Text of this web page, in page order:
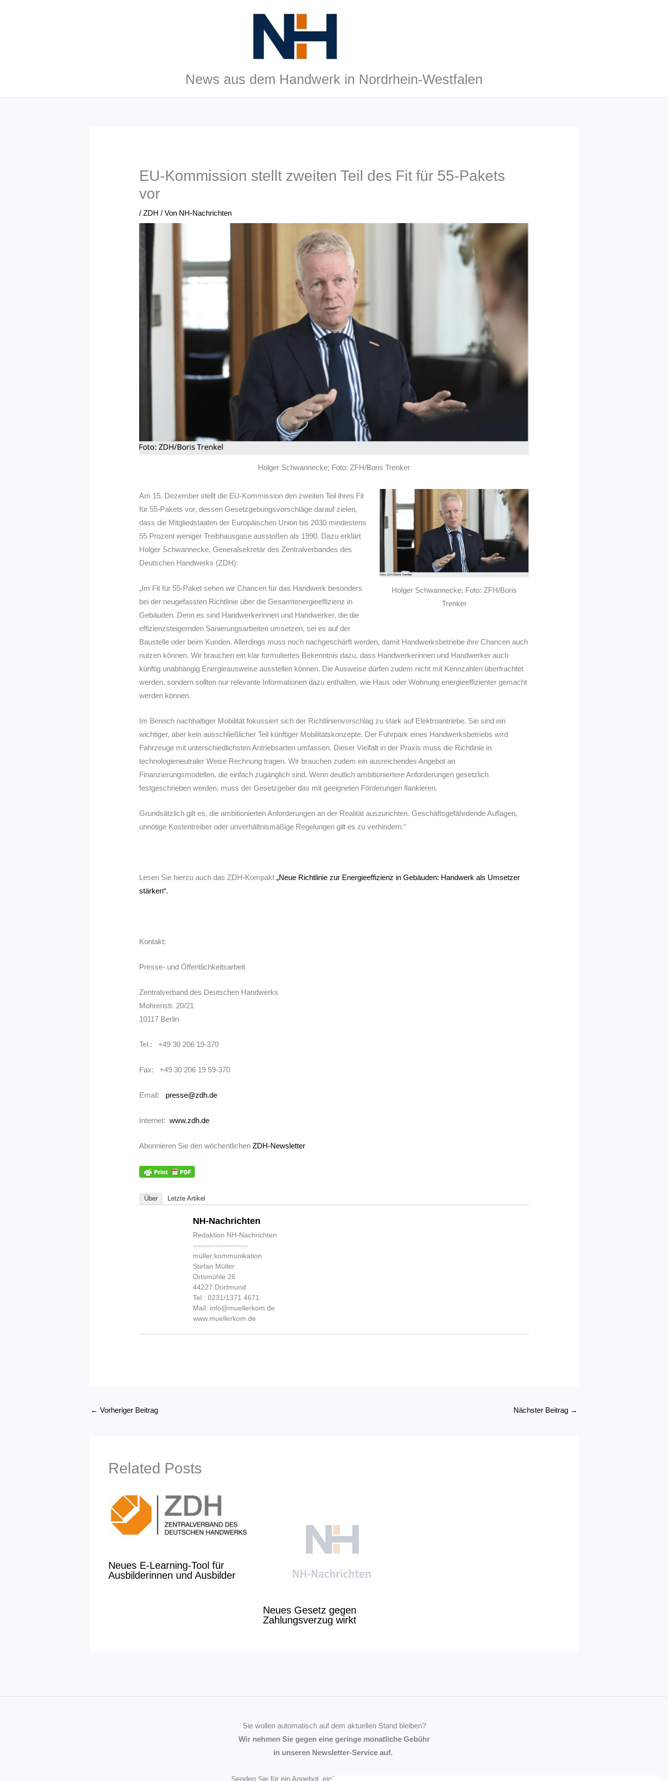
News aus dem Handwerk in Nordrhein-Westfalen
EU-Kommission stellt zweiten Teil des Fit für 55-Pakets
vor
/ZDH / Von NH-Nachrichten
Holger Schwannecke; Foto: ZFH/Boris Trenker
Holger Schwannecke; Foto: ZFH/Boris
Trenker
Am 15. Dezember stellt die EU-Kommission den zweiten Teil ihres Fit
für 55-Pakets vor, dessen Gesetzgebungsvorschläge darauf zielen,
dass die Mitgliedstaaten der Europäischen Union bis 2030 mindestens
55 Prozent weniger Treibhausgase ausstoßen als 1990. Dazu erklärt
Holger Schwannecke, Generalsekretär des Zentralverbandes des
Deutschen Handwerks (ZDH):
„Im Fit für 55-Paket sehen wir Chancen für das Handwerk besonders
bei der neugefassten Richtlinie über die Gesamtenergieeffizienz in
Gebäuden. Denn es sind Handwerkerinnen und Handwerker, die die
effizienzsteigernden Sanierungsarbeiten umsetzen, sei es auf der
Baustelle oder beim Kunden. Allerdings muss noch nachgeschärft werden, damit Handwerksbetriebe ihre Chancen auch
nutzen können. Wir brauchen ein klar formuliertes Bekenntnis dazu, dass Handwerkerinnen und Handwerker auch
künftig unabhängig Energieausweise ausstellen können. Die Ausweise dürfen zudem nicht mit Kennzahlen überfrachtet
werden, sondern sollten nur relevante Informationen dazu enthalten, wie Haus oder Wohnung energieeffizienter gemacht
werden können.
Im Bereich nachhaltiger Mobilität fokussiert sich der Richtlinienvorschlag zu stark auf Elektroantriebe. Sie sind ein
wichtiger, aber kein ausschließlicher Teil künftiger Mobilitätskonzepte. Der Fuhrpark eines Handwerksbetriebs wird
Fahrzeuge mit unterschiedlichsten Antriebsarten umfassen. Dieser Vielfalt in der Praxis muss die Richtlinie in
technologieneutraler Weise Rechnung tragen. Wir brauchen zudem ein ausreichendes Angebot an
Finanzierungsmodellen, die einfach zugänglich sind. Wenn deutlich ambitioniertere Anforderungen gesetzlich
festgeschrieben werden, muss der Gesetzgeber das mit geeigneten Förderungen flankieren.
Grundsätzlich gilt es, die ambitionierten Anforderungen an der Realität auszurichten. Geschäftsgefährdende Auflagen,
unnötige Kostentreiber oder unverhältnismäßige Regelungen gilt es zu verhindern.“
Lesen Sie hierzu auch das ZDH-Kompakt„Neue Richtlinie zur Energieeffizienz in Gebäuden: Handwerk als Umsetzer
stärken“.
Kontakt:
Presse- und Öffentlichkeitsarbeit
Zentralverband des Deutschen Handwerks
Mohrenstr. 20/21
10117 Berlin
Tel.: +49 30 206 19-370
Fax: +49 30 206 19 59-370
Email: presse@zdh.de
Internet:www.zdh.de
Abonnieren Sie den wöchentlichenZDH-Newsletter
Über Letzte Artikel
NH-Nachrichten
Redaktion NH-Nachrichten
----------------------
müller:kommunikation
Stefan Müller
Ortsmühle 26
44227 Dortmund
Tel.: 0231/1371 4671
Mail: info@muellerkom.de
www.muellerkom.de
← Vorheriger Beitrag Nächster Beitrag →
Related Posts
Neues E-Learning-Tool für
Ausbilderinnen und Ausbilder
Neues Gesetz gegen
Zahlungsverzug wirkt
Sie wollen automatisch auf dem aktuellen Stand bleiben?
Wir nehmen Sie gegen eine geringe monatliche Gebühr
in unseren Newsletter-Service auf.
Senden Sie für ein Angebot einfach eine